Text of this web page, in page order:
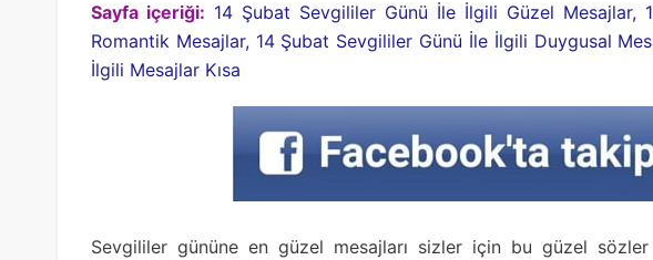
Sayfa içeriği: 14 Şubat Sevgililer Günü İle İlgili Güzel Mesajlar,
Romantik Mesajlar, 14 Şubat Sevgililer Günü İle İlgili Duygusal
İlgili Mesajlar Kısa
Sevgililer gününe en güzel mesajları sizler için bu güzel sözler